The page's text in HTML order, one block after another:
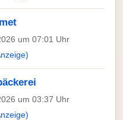
um 07:01 Uhr
um 03:37 Uhr